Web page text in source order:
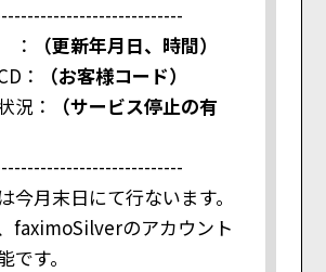
：
（更新年月日、時間）
：
（お客様コード）
況：
（サービス停止の有
今月末日にて行ないます。
faximoSilverのアカウント
です。